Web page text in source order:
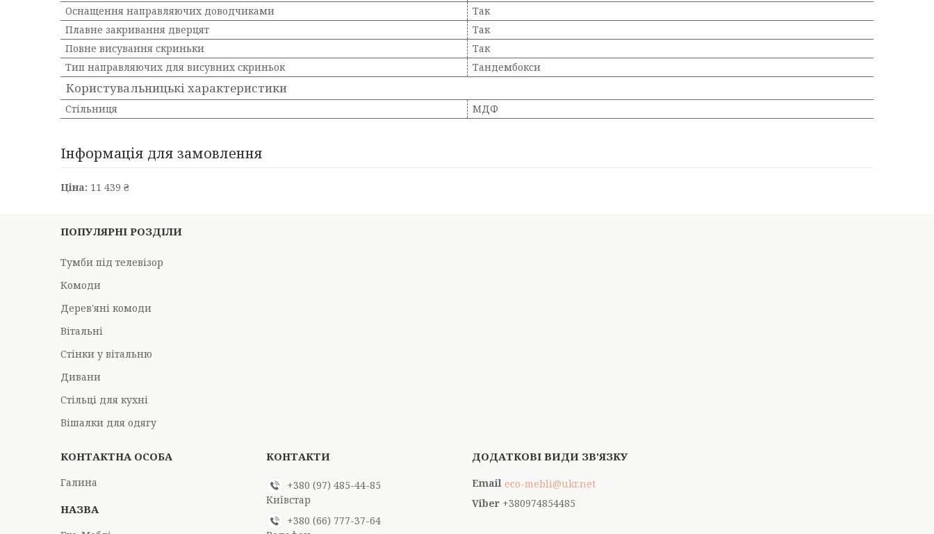
Оснащення направляючих доводчиками
Так
Плавне закривання дверцят
Так
Повне висування скриньки
Так
Тип направляючих для висувних скриньок
Тандембокси
Користувальницькі характеристики
Стільниця МДФ
Інформація для замовлення
Ціна: 11 439 ₴
ПОПУЛЯРНІ РОЗДІЛИ
Тумби під телевізор
Комоди
Дерев'яні комоди
Вітальні
Стінки у вітальню
Дивани
Стільці для кухні
Вішалки для одягу
Галина
+380 (97) 485-44-85
Київстар
+380 (66) 777-37-64
eco-mebli@ukr.net
+380974854485